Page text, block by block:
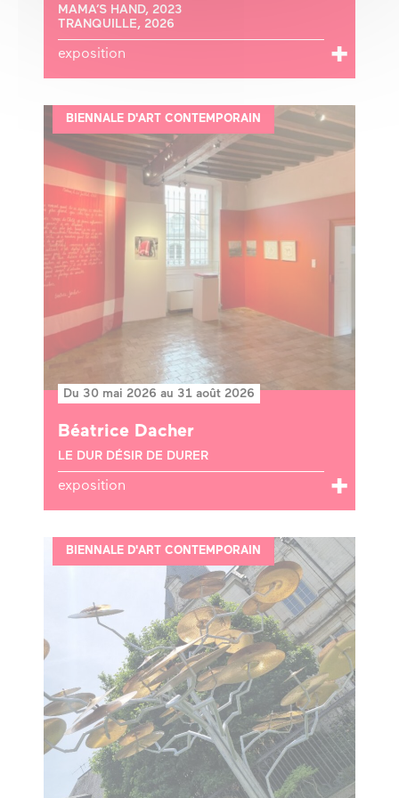
MAMA’S HAND, 2023
TRANQUILLE, 2026
exposition
BIENNALE D'ART CONTEMPORAIN
Du 30 mai 2026 au 31 août 2026
Béatrice Dacher
LE DUR DÉSIR DE DURER
exposition
BIENNALE D'ART CONTEMPORAIN